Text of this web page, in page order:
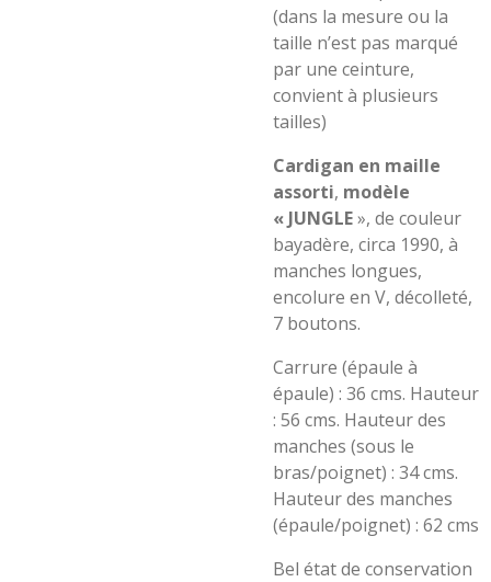
(dans la mesure ou la
taille n’est pas marqué
par une ceinture,
convient à plusieurs
tailles)
Cardigan en maille
assorti, modèle
« JUNGLE», de couleur
bayadère, circa 1990, à
manches longues,
encolure en V, décolleté,
7 boutons.
Carrure (épaule à
épaule) : 36 cms. Hauteur
: 56 cms. Hauteur des
manches (sous le
bras/poignet) : 34 cms.
Hauteur des manches
(épaule/poignet) : 62 cms
Bel état de conservation